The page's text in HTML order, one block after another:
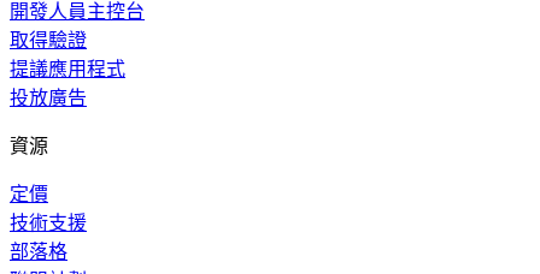
開發人員主控台
取得驗證
提議應用程式
投放廣告
資源
定價
技術支援
部落格